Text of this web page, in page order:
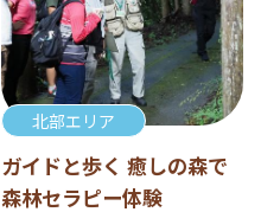
北部エリア
ガイドと歩く 癒しの森で
森林セラピー体験